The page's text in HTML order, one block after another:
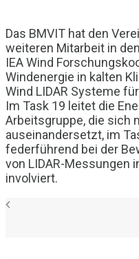
Das BMVIT hat den
weiteren Mitarbeit in
IEA Wind
Windenergie in kalten
Wind LIDAR Systeme
Im Task 19 leitet die
Arbeitsgruppe, die sich
auseinandersetzt, im
federführend bei der
von LIDAR-Messungen
involviert.